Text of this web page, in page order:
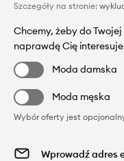
Szczegóły na stronie:
Chcemy, żeby do
naprawdę Cię
Moda damska
Moda męska
Wybór oferty jest